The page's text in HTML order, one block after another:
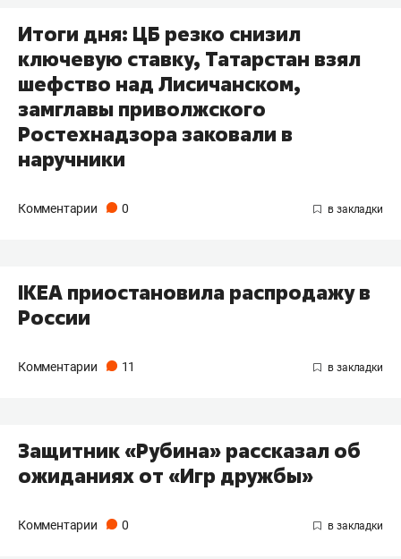
Итоги дня: ЦБ резко снизил
ключевую ставку, Татарстан взял
шефство над Лисичанском,
замглавы приволжского
Ростехнадзора заковали в
наручники
Комментарии 0
IKEA приостановила распродажу в
России
Комментарии 11
Защитник «Рубина» рассказал об
ожиданиях от «Игр дружбы»
Комментарии 0